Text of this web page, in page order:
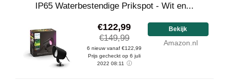
IP65 Waterbestendige Prikspot - Wit en...
€122,99
€149,99
6 nieuw vanaf €122,99
Prijs gecheckt op 6 juli
2022 08:11
Bekijk
Amazon.nl